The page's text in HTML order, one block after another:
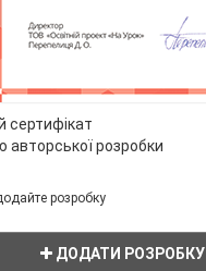
сертифікат
авторської розробки
розробку
ДОДАТИ РОЗРОБКУ